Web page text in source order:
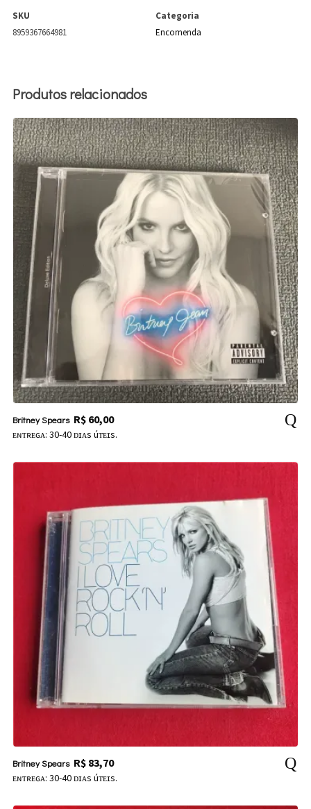
SKU
8959367664981
Categoria
Encomenda
Produtos relacionados
Britney Spears R$60,00
ᴇɴᴛʀᴇɢᴀ: 30-40 ᴅɪᴀs úᴛᴇɪs.
Britney Spears R$83,70
ᴇɴᴛʀᴇɢᴀ: 30-40 ᴅɪᴀs úᴛᴇɪs.